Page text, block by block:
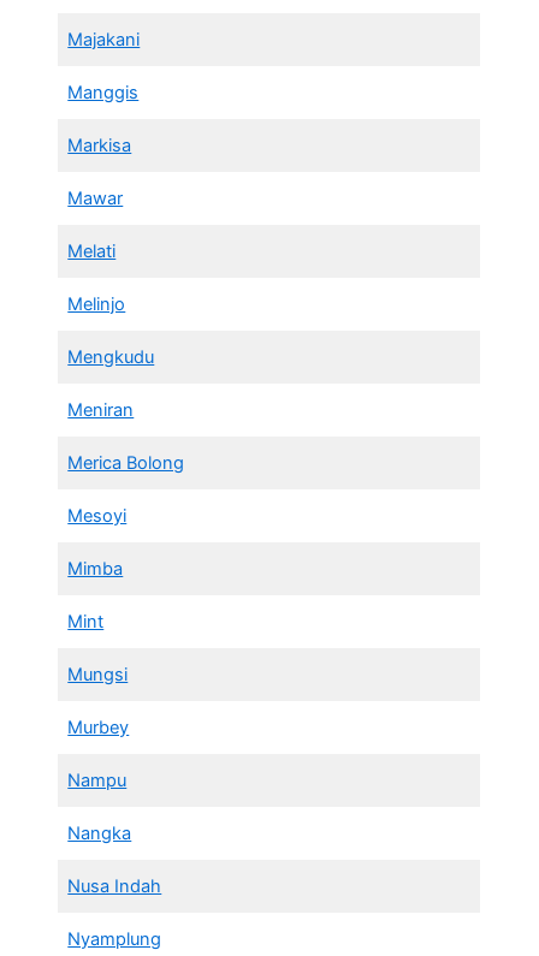
Majakani
Manggis
Markisa
Mawar
Melati
Melinjo
Mengkudu
Meniran
Merica Bolong
Mesoyi
Mimba
Mint
Mungsi
Murbey
Nampu
Nangka
Nusa Indah
Nyamplung